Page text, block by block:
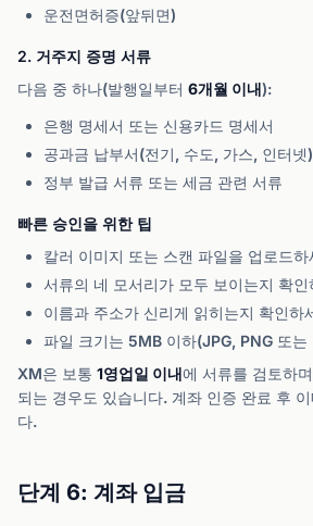
운전면허증(앞뒤면)
2. 거주지 증명 서류
다음 중 하나(발행일부터 6개월 이내):
은행 명세서 또는 신용카드 명세서
공과금 납부서(전기, 수도, 가스, 인터넷)
정부 발급 서류 또는 세금 관련 서류
빠른 승인을 위한 팁
칼러 이미지 또는 스캔 파일을 업로드
서류의 네 모서리가 모두 보이는지 확인
이름과 주소가 신리게 읽히는지 확인하
파일 크기는 5MB 이하(JPG, PNG 또는
XM은 보통 1영업일 이내에 서류를 검토하
되는 경우도 있습니다. 계좌 인증 완료 후
다.
단계 6: 계좌 입금